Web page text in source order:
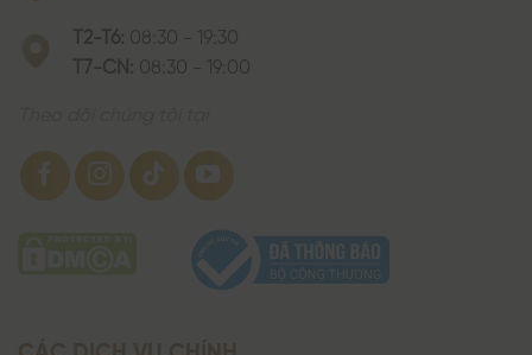
T2-T6: 08:30 - 19:30
T7-CN: 08:30 - 19:00